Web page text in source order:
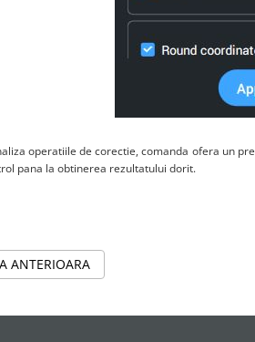
operatiile de corectie, comanda ofera un
pana la obtinerea rezultatului dorit.
ANTERIOARA